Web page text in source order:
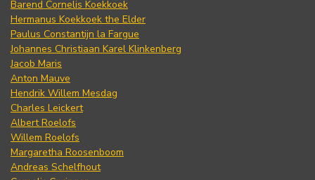
Barend Cornelis Koekkoek
Hermanus Koekkoek the Elder
Paulus Constantijn la Fargue
Johannes Christiaan Karel Klinkenberg
Jacob Maris
Anton Mauve
Hendrik Willem Mesdag
Charles Leickert
Albert Roelofs
Willem Roelofs
Margaretha Roosenboom
Andreas Schelfhout